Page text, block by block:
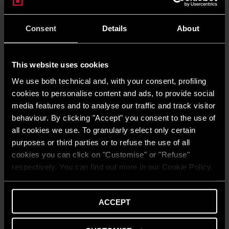
Consent Details About
This website uses cookies
We use both technical and, with your consent, profiling
cookies to personalise content and ads, to provide social
media features and to analyse our traffic and track visitor
behaviour. By clicking "Accept" you consent to the use of
all cookies we use. To granularly select only certain
purposes or third parties or to refuse the use of all
cookies you can click on "Customise" or "Refuse"
respectively. You can find out more in our Cookie Policy.
ACCEPT
condensare: cum funcționează? | Ariston
AFLĂ MAI MULTE
SFATURI ȘI RECOMANDĂRI
Placă de circuite imprimate (PCB) pentru